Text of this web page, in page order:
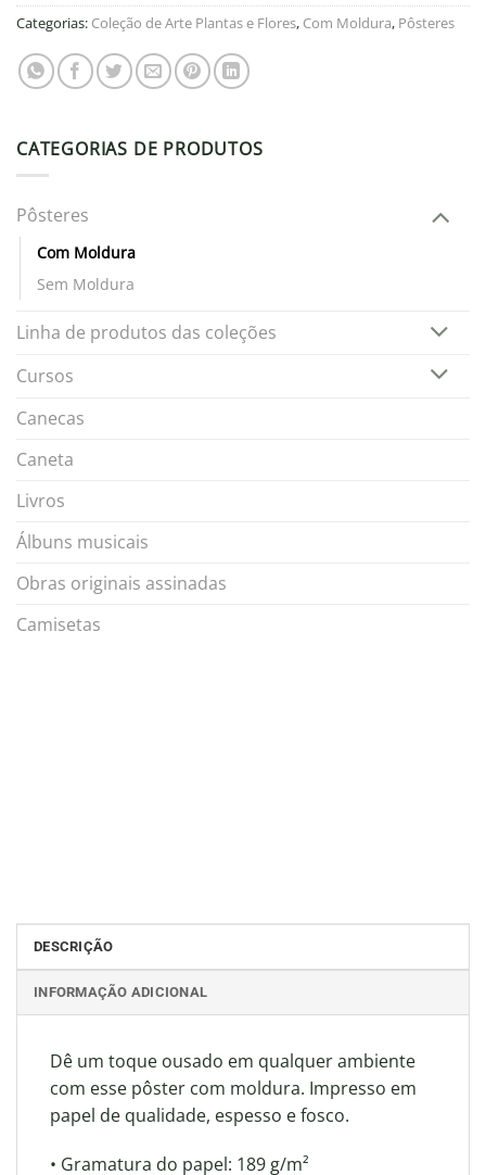
Categorias: Coleção de Arte Plantas e Flores, Com Moldura, Pôsteres
CATEGORIAS DE PRODUTOS
Pôsteres
Com Moldura
Sem Moldura
Linha de produtos das coleções
Cursos
Canecas
Caneta
Livros
Álbuns musicais
Obras originais assinadas
Camisetas
DESCRIÇÃO
INFORMAÇÃO ADICIONAL
Dê um toque ousado em qualquer ambiente
com esse pôster com moldura. Impresso em
papel de qualidade, espesso e fosco.
• Gramatura do papel: 189 g/m²